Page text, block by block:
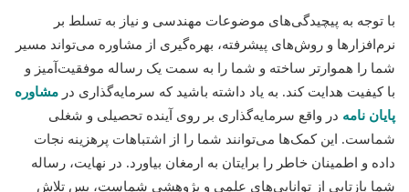
با توجه به پیچیدگی‌های موضوعات مهندسی و نیاز به تسلط بر
نرم‌افزارها و روش‌های پیشرفته، بهره‌گیری از مشاوره می‌تواند مسیر
شما را هموارتر ساخته و شما را به سمت یک رساله موفقیت‌آمیز و
با کیفیت هدایت کند. به یاد داشته باشید که سرمایه‌گذاری در مشاوره
پایان نامه در واقع سرمایه‌گذاری بر روی آینده تحصیلی و شغلی
شماست. این کمک‌ها می‌توانند شما را از اشتباهات پرهزینه نجات
داده و اطمینان خاطر را برایتان به ارمغان بیاورد. در نهایت، رساله
شما بازتابی از توانایی‌های علمی و پژوهشی شماست، پس تلاش